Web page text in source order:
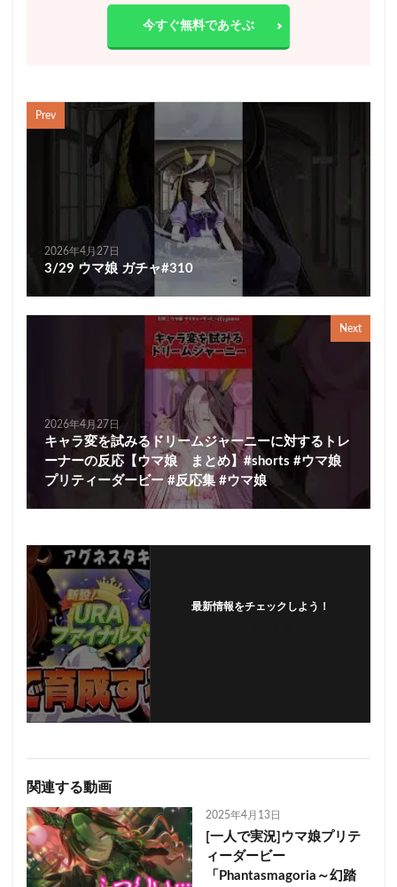
今すぐ無料であそぶ
Prev
2026年4月27日
3/29 ウマ娘 ガチャ#310
Next
2026年4月27日
キャラ変を試みるドリームジャーニーに対するトレ
ーナーの反応【ウマ娘 まとめ】#shorts #ウマ娘
プリティーダービー #反応集 #ウマ娘
最新情報をチェックしよう！
関連する動画
2025年4月13日
[一人で実況]ウマ娘プリテ
ィーダービー
「Phantasmagoria～幻踏